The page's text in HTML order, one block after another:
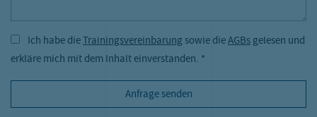
Ich habe dieTrainingsvereinbarung sowie dieAGBsgelesen und
erkläre mich mit dem Inhalt einverstanden. *
Anfrage senden